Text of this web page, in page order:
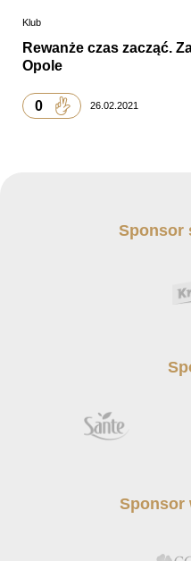
Klub
Rewanże czas zacząć.
Opole
0 26.02.2021
Sponsor
Sponsor